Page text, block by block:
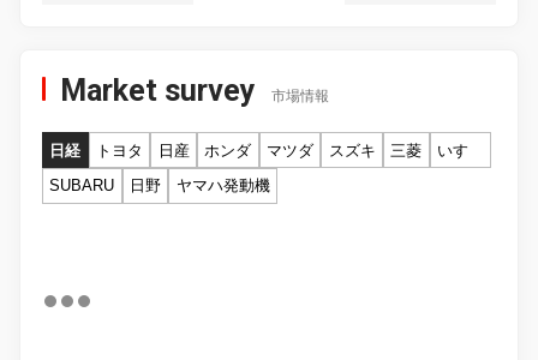
Market survey 市場情報
日経 トヨタ 日産 ホンダ マツダ スズキ 三菱
いすゞ
SUBARU
日野 ヤマハ発動機